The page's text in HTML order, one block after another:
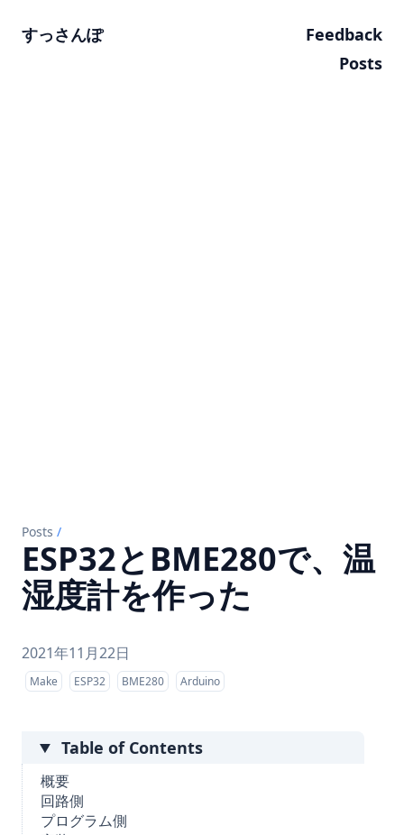
すっさんぽ
Feedback
Posts
Posts /
ESP32とBME280で、温
湿度計を作った
2021年11月22日
Make ESP32 BME280 Arduino
Table of Contents
概要
回路側
プログラム側